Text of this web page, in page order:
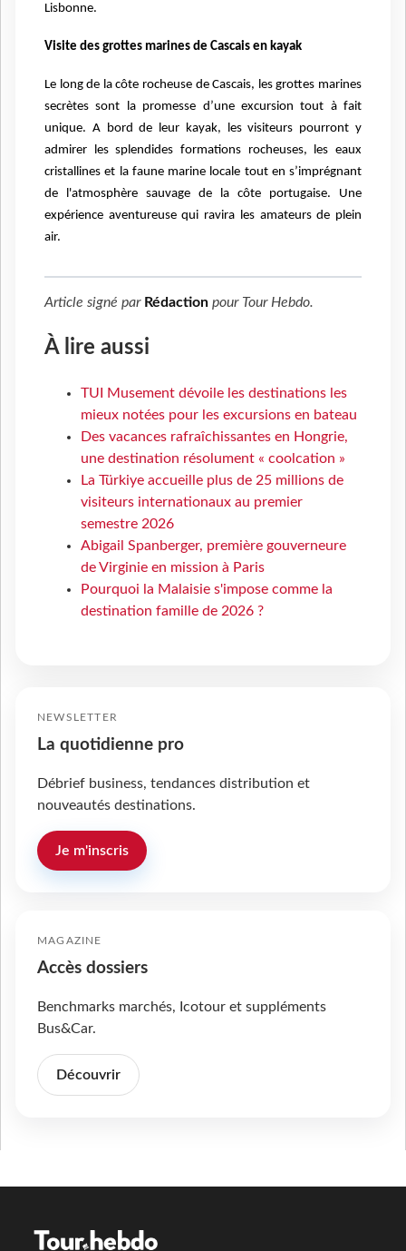
Lisbonne.
Visite des grottes marines de Cascais en kayak
Le long de la côte rocheuse de Cascais, les grottes marines
secrètes sont la promesse d’une excursion tout à fait
unique. A bord de leur kayak, les visiteurs pourront y
admirer les splendides formations rocheuses, les eaux
cristallines et la faune marine locale tout en s’imprégnant
de l'atmosphère sauvage de la côte portugaise. Une
expérience aventureuse qui ravira les amateurs de plein
air.
Article signé par Rédaction pour Tour Hebdo.
À lire aussi
TUI Musement dévoile les destinations les
mieux notées pour les excursions en bateau
Des vacances rafraîchissantes en Hongrie,
une destination résolument « coolcation »
La Türkiye accueille plus de 25 millions de
visiteurs internationaux au premier
semestre 2026
Abigail Spanberger, première gouverneure
de Virginie en mission à Paris
Pourquoi la Malaisie s'impose comme la
destination famille de 2026 ?
NEWSLETTER
La quotidienne pro
Débrief business, tendances distribution et
nouveautés destinations.
Je m'inscris
MAGAZINE
Accès dossiers
Benchmarks marchés, Icotour et suppléments
Bus&Car.
Découvrir